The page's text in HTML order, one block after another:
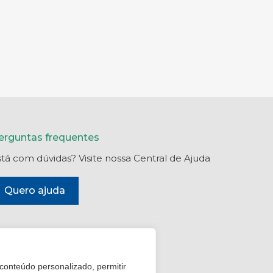
frequentes
com dúvidas? Visite nossa Central de Ajuda
Quero ajuda
personalizado, permitir